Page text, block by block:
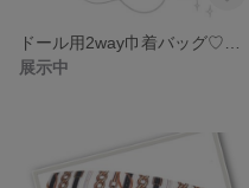
展示中